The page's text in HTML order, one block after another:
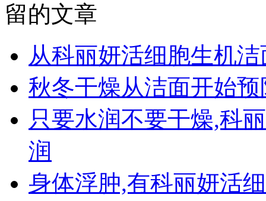
留的文章
从科丽妍活细胞生机
秋冬干燥从洁面开始
只要水润不要干燥,科
润
身体浮肿,有科丽妍活